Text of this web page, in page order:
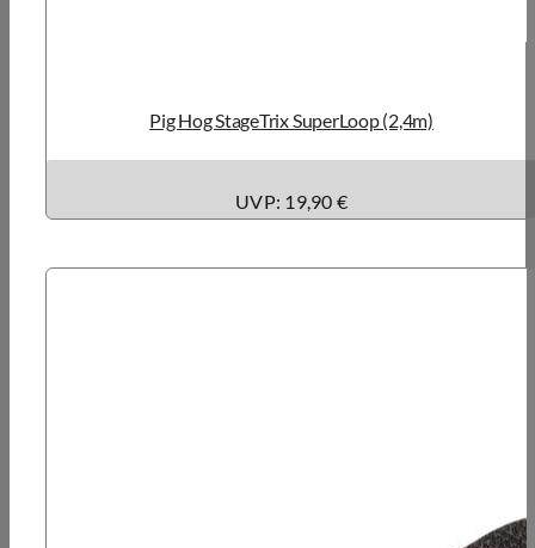
Pig Hog StageTrix SuperLoop (2,4m)
UVP: 19,90 €